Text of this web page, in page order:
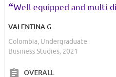
“Well equipped and multi-
VALENTINA G
Colombia, Undergraduate
Business Studies, 2021
OVERALL